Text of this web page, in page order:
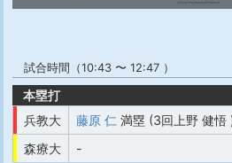
試合時間（10:43 〜 12:47 ）
本塁打
兵教大
藤原 仁 満塁 (3回上野 健悟
森療大
-